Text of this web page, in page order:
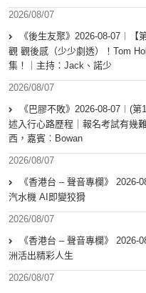
2026/08/07
《後生友聚》2026-08-07︱
觀 觀後感（少少劇透）！Tom
集！｜主持：Jack、諾少
2026/08/07
《巴膠不敗》2026-08-07︱(
述入行心路歷程｜報名考試有幾
西，嘉賓︰Bowan
2026/08/07
《香港台 – 聲音專欄》 2026-
汽水機 AI即變狡猾
2026/08/07
《香港台 – 聲音專欄》 2026-
洲活出精彩人生
2026/08/07